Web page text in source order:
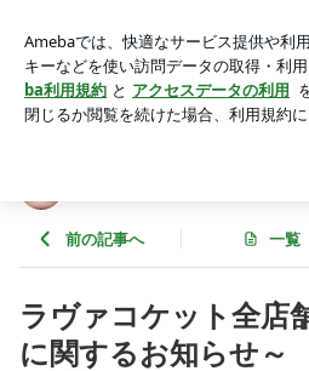
ァコケット あべの店
アプリをダウンロードして ブログの更
ょう。
前の記事へ 一覧
ラヴァコケット全店
に関するお知らせ～